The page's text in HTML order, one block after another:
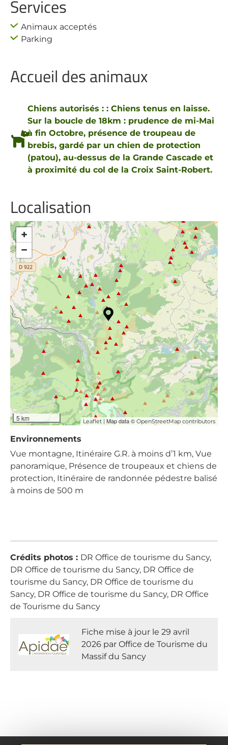
Services
Animaux acceptés
Parking
Accueil des animaux
Chiens autorisés : : Chiens tenus en laisse.
Sur la boucle de 18km : prudence de mi-Mai
à fin Octobre, présence de troupeau de
brebis, gardé par un chien de protection
(patou), au-dessus de la Grande Cascade et
à proximité du col de la Croix Saint-Robert.
Localisation
+
−
5 km Leaflet | Map data © OpenStreetMap contributors
Environnements
Vue montagne, Itinéraire G.R. à moins d’1 km, Vue
panoramique, Présence de troupeaux et chiens de
protection, Itinéraire de randonnée pédestre balisé
à moins de 500 m
Crédits photos : DR Office de tourisme du Sancy,
DR Office de tourisme du Sancy, DR Office de
tourisme du Sancy, DR Office de tourisme du
Sancy, DR Office de tourisme du Sancy, DR Office
de Tourisme du Sancy
Fiche mise à jour le 29 avril
2026 par Office de Tourisme du
Massif du Sancy